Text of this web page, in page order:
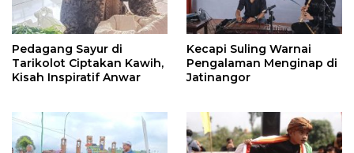
Pedagang Sayur di
Tarikolot Ciptakan Kawih,
Kisah Inspiratif Anwar
Kecapi Suling Warnai
Pengalaman Menginap di
Jatinangor